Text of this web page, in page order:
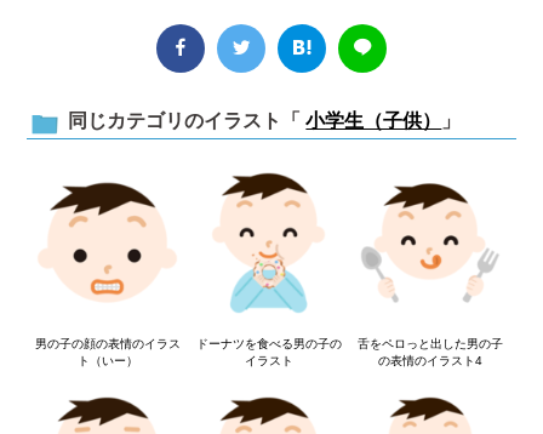
同じカテゴリのイラスト「 小学生（子供） 」
男の子の顔の表情のイラス
ト（いー）
ドーナツを食べる男の子の
イラスト
舌をペロっと出した男の子
の表情のイラスト4